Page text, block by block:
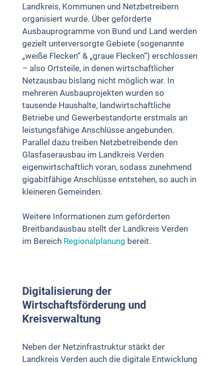
Landkreis, Kommunen und Netzbetreibern
organisiert wurde. Über geförderte
Ausbauprogramme von Bund und Land werden
gezielt unterversorgte Gebiete (sogenannte
„weiße Flecken“ & „graue Flecken“) erschlossen
– also Ortsteile, in denen wirtschaftlicher
Netzausbau bislang nicht möglich war. In
mehreren Ausbauprojekten wurden so
tausende Haushalte, landwirtschaftliche
Betriebe und Gewerbestandorte erstmals an
leistungsfähige Anschlüsse angebunden.
Parallel dazu treiben Netzbetreibende den
Glasfaserausbau im Landkreis Verden
eigenwirtschaftlich voran, sodass zunehmend
gigabitfähige Anschlüsse entstehen, so auch in
kleineren Gemeinden.
Weitere Informationen zum geförderten
Breitbandausbau stellt der Landkreis Verden
im Bereich Regionalplanung bereit.
Digitalisierung der
Wirtschaftsförderung und
Kreisverwaltung
Neben der Netzinfrastruktur stärkt der
Landkreis Verden auch die digitale Entwicklung